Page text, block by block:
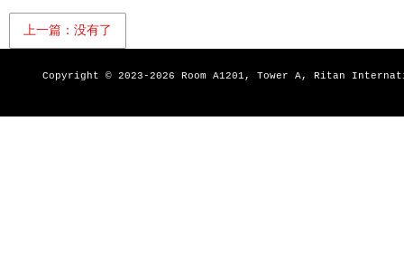
上一篇：没有了
Copyright © 2023-2026 Room A1201, Tower A, Ritan